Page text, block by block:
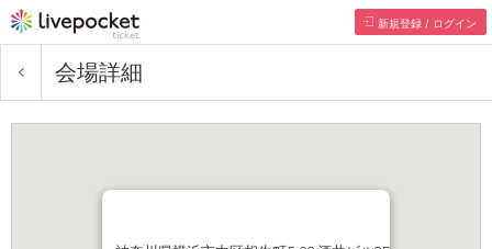
新規登録 / ログイン
会場詳細